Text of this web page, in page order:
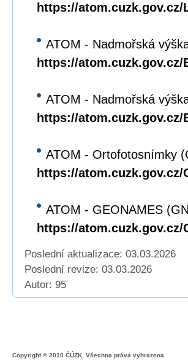
https://atom.cuzk.gov.cz/
ATOM - Nadmořská
https://atom.cuzk.gov.cz/
ATOM - Nadmořská
https://atom.cuzk.gov.cz/
ATOM - Ortofotosnímky
https://atom.cuzk.gov.cz/
ATOM - GEONAMES
https://atom.cuzk.gov.cz/
Poslední aktualizace: 03.03.2026
Poslední revize: 03.03.2026
Autor: 95
Copyright © 2010 ČÚZK, Všechna práva vyhrazena